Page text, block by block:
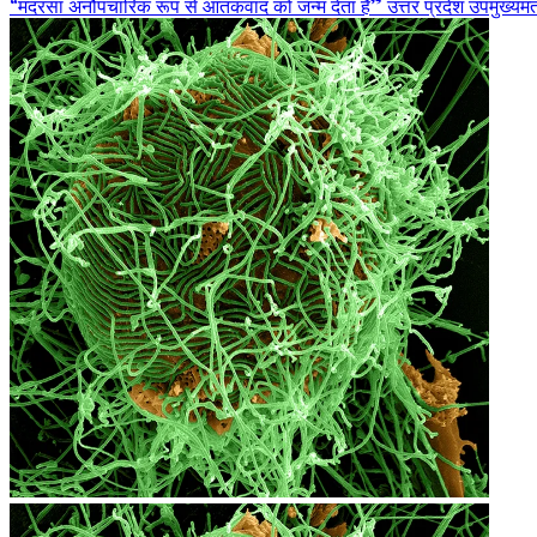
“मदरसा अनौपचारिक रूप से आतंकवाद को जन्म देता है” उत्तर प्रदेश